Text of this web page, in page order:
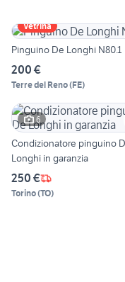
Vetrina
Pinguino De Longhi N80.1
200 €
Terre del Reno(FE)
6
Condizionatore pinguino
Longhi in garanzia
250 €
Torino(TO)